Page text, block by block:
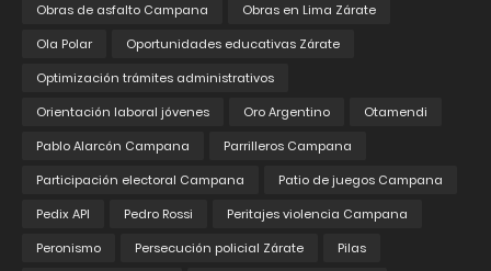
Obras de asfalto Campana
Obras en Lima Zárate
Ola Polar
Oportunidades educativas Zárate
Optimización trámites administrativos
Orientación laboral jóvenes
Oro Argentino
Otamendi
Pablo Alarcón Campana
Parrilleros Campana
Participación electoral Campana
Patio de juegos Campana
Pedix API
Pedro Rossi
Peritajes violencia Campana
Peronismo
Persecución policial Zárate
Pilas